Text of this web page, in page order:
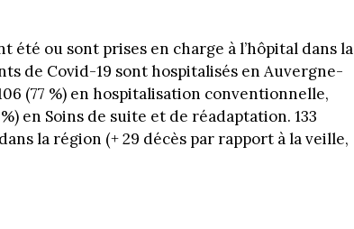
été ou sont prises en charge à l’hôpital dans la
de Covid-19 sont hospitalisés en Auvergne-
(77 %) en hospitalisation conventionnelle,
en Soins de suite et de réadaptation. 133
la région (+ 29 décès par rapport à la veille,